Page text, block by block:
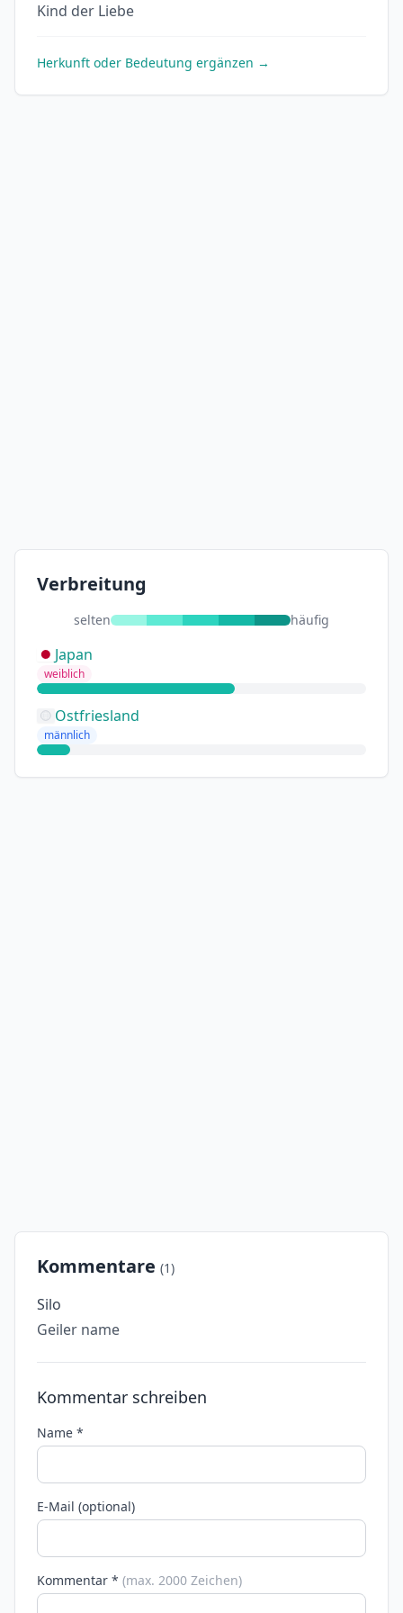
Kind der Liebe
Herkunft oder Bedeutung ergänzen →
Verbreitung
selten häufig
Japan
weiblich
Ostfriesland
männlich
Kommentare (1)
Silo
Geiler name
Kommentar schreiben
Name *
E-Mail (optional)
Kommentar * (max. 2000 Zeichen)